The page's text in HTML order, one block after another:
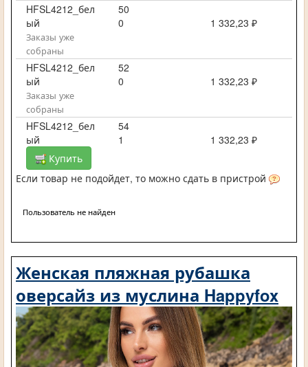
HFSL4212_бел
ый
50
0
1 332,23 ₽
Заказы уже
собраны
HFSL4212_бел
ый
52
0
1 332,23 ₽
Заказы уже
собраны
HFSL4212_бел
ый
54
1
1 332,23 ₽
Купить
Если товар не подойдет, то можно сдать в пристрой
Пользователь не найден
Женская пляжная рубашка
оверсайз из муслина Happyfox